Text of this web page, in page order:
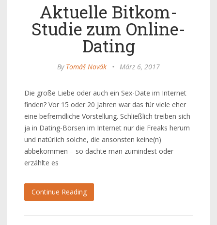
Aktuelle Bitkom-
Studie zum Online-
Dating
By Tomáš Novák • März 6, 2017
Die große Liebe oder auch ein Sex-Date im Internet
finden? Vor 15 oder 20 Jahren war das für viele eher
eine befremdliche Vorstellung. Schließlich treiben sich
ja in Dating-Börsen im Internet nur die Freaks herum
und natürlich solche, die ansonsten keine(n)
abbekommen – so dachte man zumindest oder
erzählte es
Continue Reading